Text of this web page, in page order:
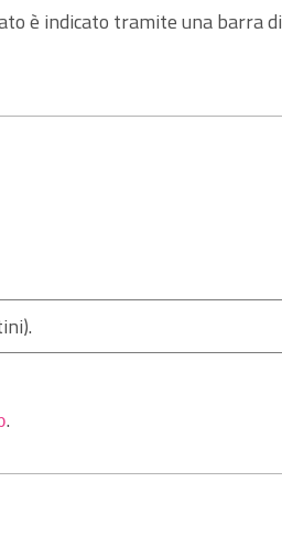
è indicato tramite una barra di
.